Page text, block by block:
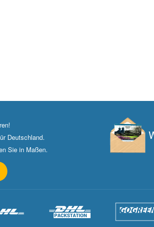
Deutschland.
Sie in Maßen.